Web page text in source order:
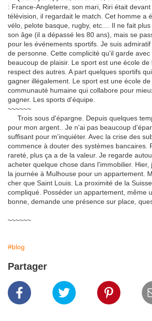
: France-Angleterre, son mari, Riri était
télévision, il regardait le match. Cet homme a
vélo, pelote basque, rugby, etc.... Il ne fait
son âge (il a dépassé les 80 ans), mais se
pour les événements sportifs. Je suis
de personne. Cette complicité qu'il garde
beaucoup de plaisir. Le sport est une école de
respect des autres. A part quelques sportifs
gagner illégalement. Le sport est une école
communauté humaine qui collabore pour
gagner. Les sports d'équipe.
~~~~~~
Trois sous d'épargne. Depuis quelques
pour mon argent.. Je n'ai pas beaucoup
suffisant pour m'inquiéter. Avec la crise des
commence à douter des systèmes bancaires.
rareté, plus ça a de la valeur. Je regarde
acheter quelque chose dans l'immobilier.
la journée à Mulhouse pour un appartement.
cher que Saint Louis. La proximité de la
compliqué. Posséder un appartement, même
bonne, demande une présence sur place,
~~~~~~
#blog
Partager